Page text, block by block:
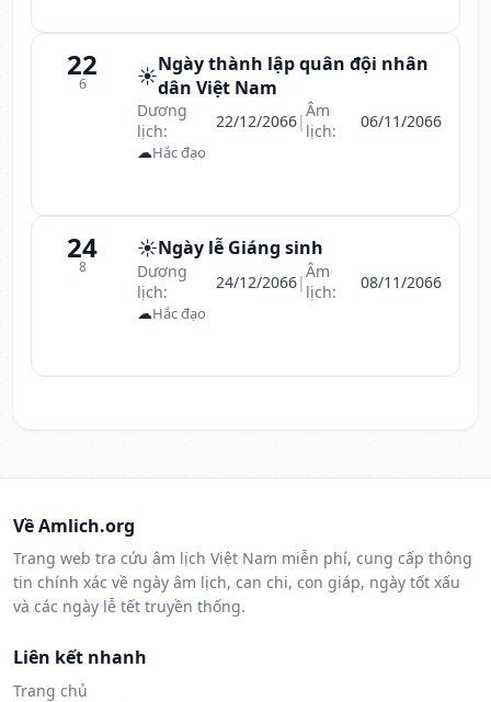
22
6 ☀️Ngày thành lập quân đội nhân
dân Việt Nam
Dương
lịch:
22/12/2066|Âm
lịch:
06/11/2066
☁Hắc đạo
24
8
☀️Ngày lễ Giáng sinh
Dương
lịch:
24/12/2066|Âm
lịch:
08/11/2066
☁Hắc đạo
Về Amlich.org
Trang web tra cứu âm lịch Việt Nam miễn phí, cung cấp thông
tin chính xác về ngày âm lịch, can chi, con giáp, ngày tốt xấu
và các ngày lễ tết truyền thống.
Liên kết nhanh
Trang chủ